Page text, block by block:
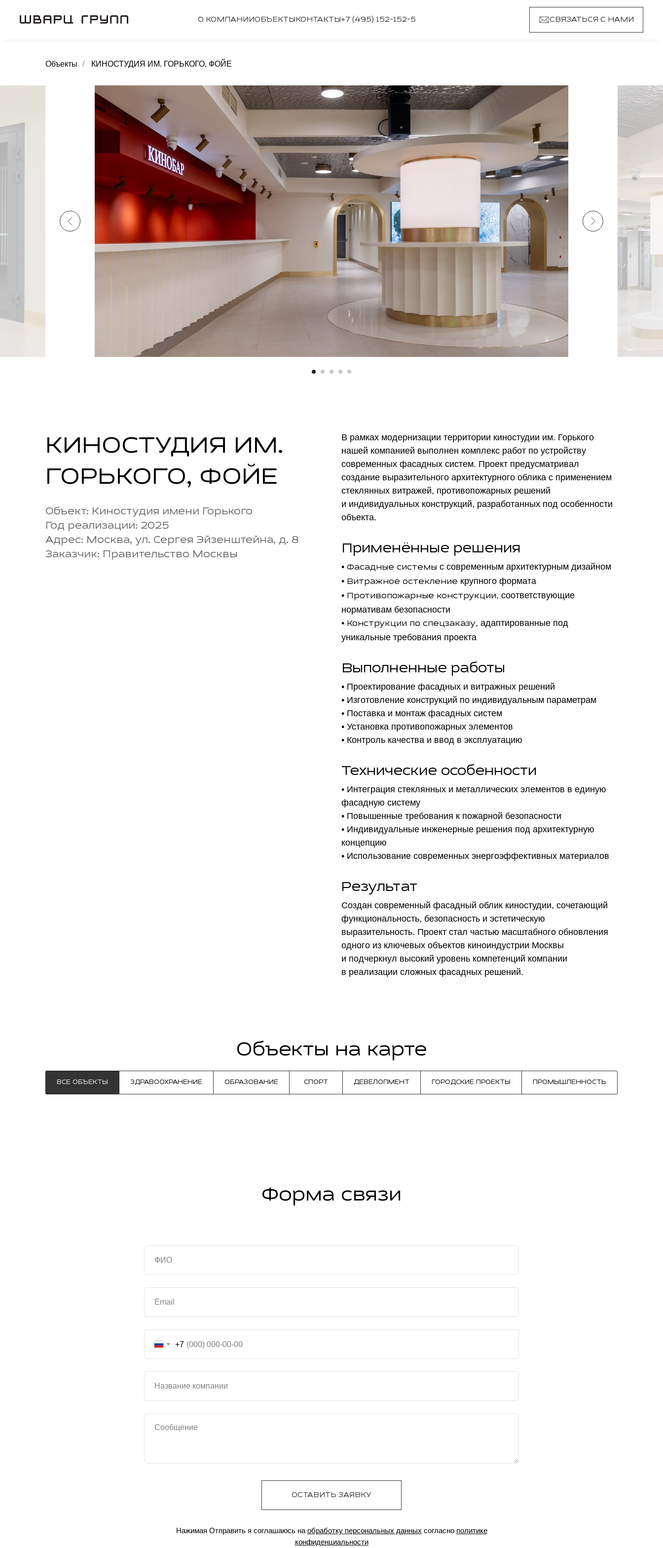
О КОМПАНИИОБЪЕКТЫ КОНТАКТЫ +7 (495) 152-152-5 СВЯЗАТЬСЯ С НАМИ
Объекты / КИНОСТУДИЯ ИМ. ГОРЬКОГО, ФОЙЕ
КИНОСТУДИЯ ИМ.
ГОРЬКОГО, ФОЙЕ
Объект: Киностудия имени Горького
Год реализации: 2025
Адрес: Москва, ул. Сергея Эйзенштейна, д. 8
Заказчик: Правительство Москвы
В рамках модернизации территории киностудии им. Горького
нашей компанией выполнен комплекс работ по устройству
современных фасадных систем. Проект предусматривал
создание выразительного архитектурного облика с применением
стеклянных витражей, противопожарных решений
и индивидуальных конструкций, разработанных под особенности
объекта.
Применённые решения
• Фасадные системы с современным архитектурным дизайном
• Витражное остекление крупного формата
• Противопожарные конструкции, соответствующие
нормативам безопасности
• Конструкции по спецзаказу, адаптированные под
уникальные требования проекта
Выполненные работы
• Проектирование фасадных и витражных решений
• Изготовление конструкций по индивидуальным параметрам
• Поставка и монтаж фасадных систем
• Установка противопожарных элементов
• Контроль качества и ввод в эксплуатацию
Технические особенности
• Интеграция стеклянных и металлических элементов в единую
фасадную систему
• Повышенные требования к пожарной безопасности
• Индивидуальные инженерные решения под архитектурную
концепцию
• Использование современных энергоэффективных материалов
Результат
Создан современный фасадный облик киностудии, сочетающий
функциональность, безопасность и эстетическую
выразительность. Проект стал частью масштабного обновления
одного из ключевых объектов киноиндустрии Москвы
и подчеркнул высокий уровень компетенций компании
в реализации сложных фасадных решений.
Объекты на карте
ВСЕ ОБЪЕКТЫ ЗДРАВООХРАНЕНИЕ ОБРАЗОВАНИЕ СПОРТ ДЕВЕЛОПМЕНТ ГОРОДСКИЕ ПРОЕКТЫ ПРОМЫШЛЕННОСТЬ
Форма связи
+7
ОСТАВИТЬ ЗАЯВКУ
Нажимая Отправить я соглашаюсь на обработку персональных данных согласно политике
конфиденциальности